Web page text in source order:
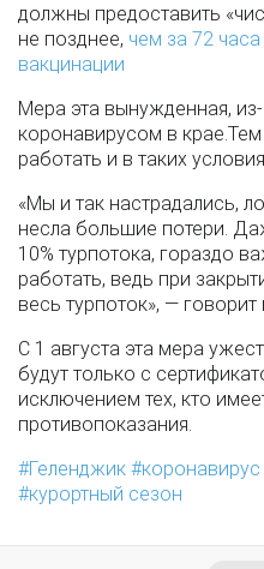
должны предоставить
не позднее, чем за 72
вакцинации
Мера эта вынужденная,
коронавирусом в
работать и в таких
«Мы и так настрадались,
несла большие потери.
10% турпотока, гораздо
работать, ведь при
весь турпоток», —
С 1 августа эта мера
будут только с
исключением тех, кто
противопоказания.
Геленджик
курортный сезон